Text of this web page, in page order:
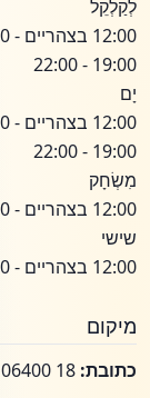
לְקַלְקֵל
12:00 בצהריים - 15:00 בצהריים
19:00 - 22:00
יָם
12:00 בצהריים - 15:00 בצהריים
19:00 - 22:00
מִשְׂחָק
12:00 בצהריים - 15:00 בצהריים
שישי
12:00 בצהריים - 15:00 בצהריים
מיקום
כתובת: